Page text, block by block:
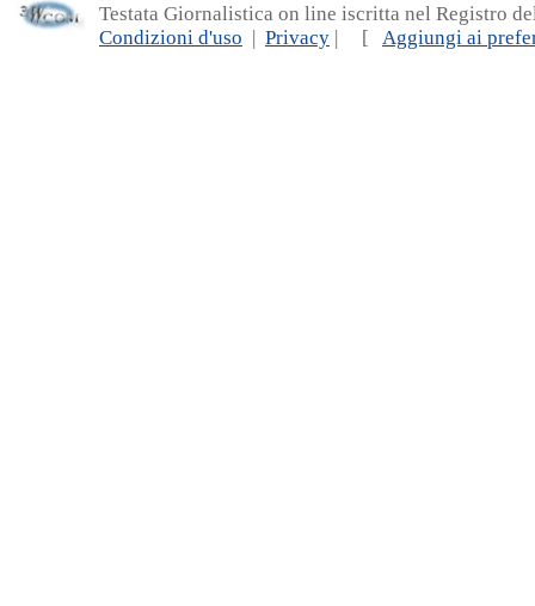
Testata Giornalistica on line iscritta nel Registro
Condizioni d'uso | Privacy | [ Aggiungi ai